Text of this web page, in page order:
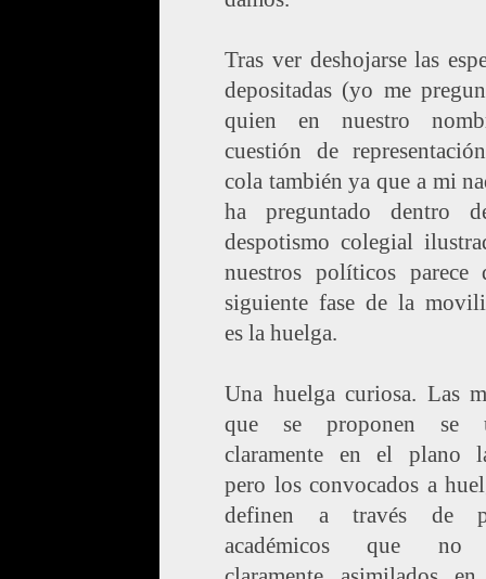
Tras ver deshojarse las
depositadas (yo me
quien en nuestro
cuestión de
cola también ya que a mi
ha preguntado dentro
despotismo colegial
nuestros políticos parece
siguiente fase de la
es la huelga.
Una huelga curiosa. Las
que se proponen se
claramente en el plano
pero los convocados a
definen a través de
académicos que no